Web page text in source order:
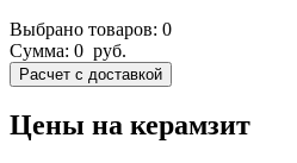
Выбрано товаров: 0
Сумма: 0 руб.
Цены на керамзит